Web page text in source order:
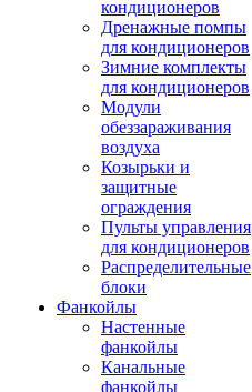
кондиционеров
Дренажные помпы
для кондиционеров
Зимние комплекты
для кондиционеров
Модули
обеззараживания
воздуха
Козырьки и
защитные
ограждения
Пульты управления
для кондиционеров
Распределительные
блоки
Фанкойлы
Настенные
фанкойлы
Канальные
фанкойлы